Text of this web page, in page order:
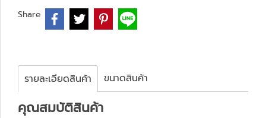
Share
รายละเอียดสินค้า ขนาดสินค้า
คุณสมบัติสินค้า